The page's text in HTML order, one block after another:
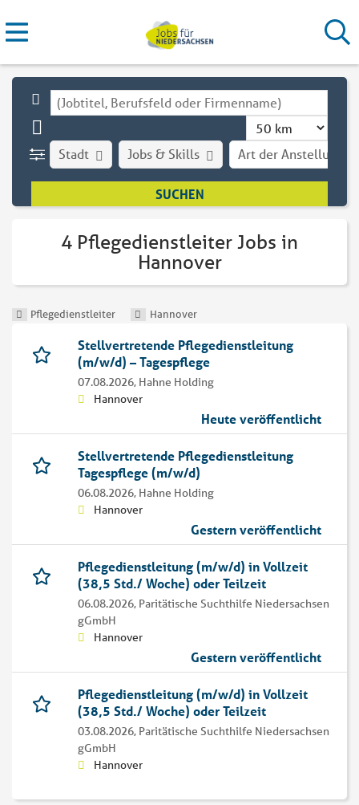
Stadt Art der Anstellung
Jobs & Skills
4 Pflegedienstleiter Jobs in
Hannover
Pflegedienstleiter Hannover
Stellvertretende Pflegedienstleitung
(m/w/d) – Tagespflege
07.08.2026, Hahne Holding
Hannover
Heute veröffentlicht
Stellvertretende Pflegedienstleitung
Tagespflege (m/w/d)
06.08.2026, Hahne Holding
Hannover
Gestern veröffentlicht
Pflegedienstleitung (m/w/d) in Vollzeit
(38,5 Std./ Woche) oder Teilzeit
06.08.2026, Paritätische Suchthilfe Niedersachsen
gGmbH
Hannover
Gestern veröffentlicht
Pflegedienstleitung (m/w/d) in Vollzeit
(38,5 Std./ Woche) oder Teilzeit
03.08.2026, Paritätische Suchthilfe Niedersachsen
gGmbH
Hannover